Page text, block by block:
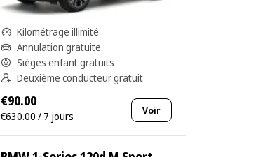
Kilométrage illimité
Annulation gratuite
Sièges enfant gratuits
Deuxième conducteur gratuit
€90.00
€630.00 / 7 jours Voir